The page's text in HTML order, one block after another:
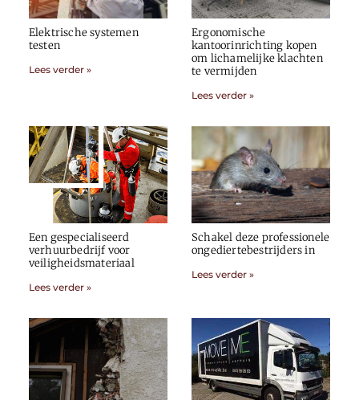
Elektrische systemen
testen
Lees verder »
Ergonomische
kantoorinrichting kopen
om lichamelijke klachten
te vermijden
Lees verder »
Een gespecialiseerd
verhuurbedrijf voor
veiligheidsmateriaal
Lees verder »
Schakel deze professionele
ongediertebestrijders in
Lees verder »